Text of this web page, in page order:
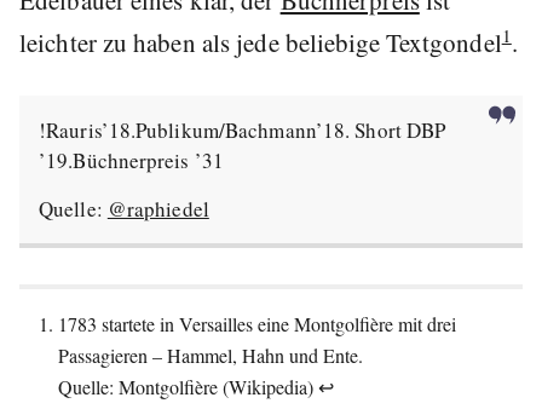
leichter zu haben als jede beliebige Textgondel1.
!Rauris’18.Publikum/Bachmann’18. Short DBP
’19.Büchnerpreis ’31
Quelle: @raphiedel
1783 startete in Versailles eine Montgolfière mit drei
Passagieren – Hammel, Hahn und Ente.
Quelle: Montgolfière(Wikipedia)↩